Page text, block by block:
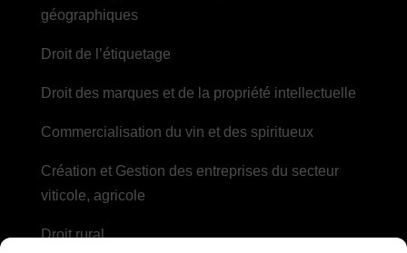
géographiques
Droit de l’étiquetage
Droit des marques et de la propriété intellectuelle
Commercialisation du vin et des spiritueux
Création et Gestion des entreprises du secteur
viticole, agricole
Droit rural